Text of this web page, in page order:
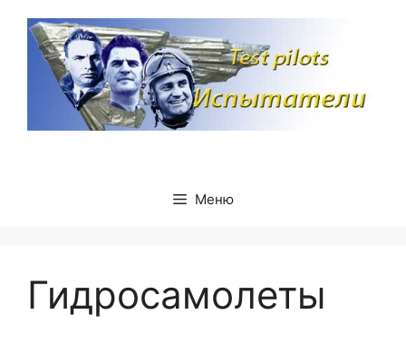
содержимому
Меню
Гидросамолеты